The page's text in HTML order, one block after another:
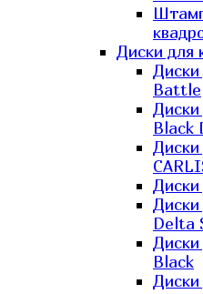
Диски для
Диски
Battle
Диски
Black
Диски
Диски
Диски
Delta
Диски
Black
Диски